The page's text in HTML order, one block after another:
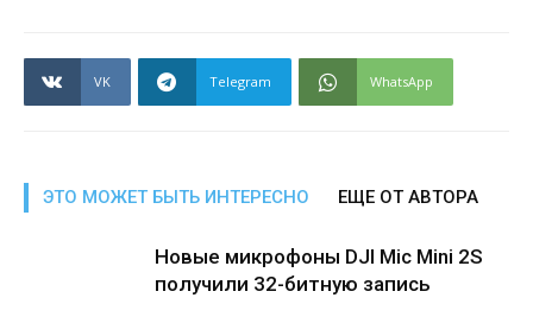
VK Telegram WhatsApp
ЭТО МОЖЕТ БЫТЬ ИНТЕРЕСНО ЕЩЕ ОТ АВТОРА
Новые микрофоны DJI Mic Mini 2S
получили 32-битную запись